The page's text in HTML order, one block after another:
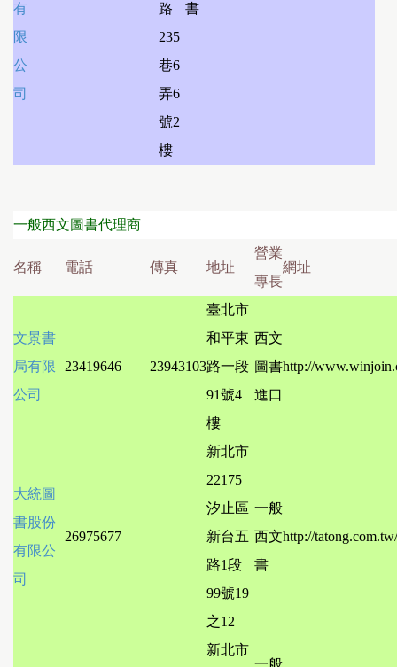
有
限
公
司
路
235
巷6
弄6
號2
樓
書
一般西文圖書代理商
名稱 電話 傳真 地址
營業
專長
網址
文景書
局有限
公司
23419646 23943103
臺北市
和平東
路一段
91號4
樓
西文
圖書
進口
http://
大統圖
書股份
有限公
司
26975677
新北市
22175
汐止區
新台五
路1段
99號19
之12
一般
西文
書
http://tatong.com.tw/
新北市
一般